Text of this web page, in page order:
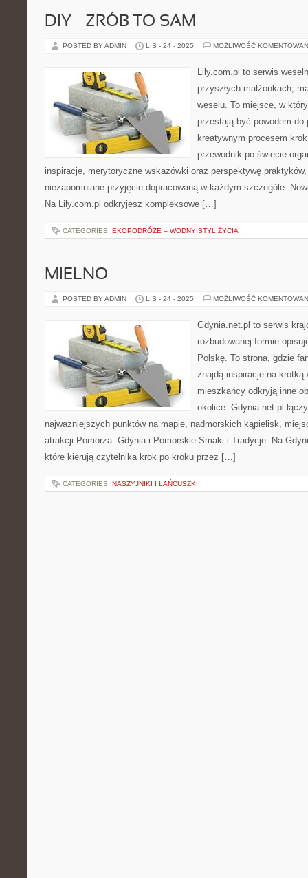
DIY – ZRÓB TO SAM
POSTED BY ADMIN LIS - 24 - 2025 MOŻLIWOŚĆ
Lily.com.pl to serwis
przyszłych małżonkach,
weselu. To miejsce, w
przestają być powodem
kreatywnym procesem
przewodnik po świecie
inspiracje, merytoryczne wskazówki oraz perspektywę
niezapomniane przyjęcie dopracowaną w każdym szczególe.
Na Lily.com.pl odkryjesz kompleksowe […]
CATEGORIES: EKOPODRÓŻE – WODNY STYL ŻYCIA
MIELNO
POSTED BY ADMIN LIS - 24 - 2025 MOŻLIWOŚĆ
Gdynia.net.pl to serwis
rozbudowanej formie
Polskę. To strona, gdzie
znajdą inspiracje na
mieszkańcy odkryją inne
okolice. Gdynia.net.pl
najważniejszych punktów na mapie, nadmorskich kąpielisk,
atrakcji Pomorza. Gdynia i Pomorskie Smaki i Tradycje. Na
które kierują czytelnika krok po kroku przez […]
CATEGORIES: NASZYJNIKI I ŁAŃCUSZKI